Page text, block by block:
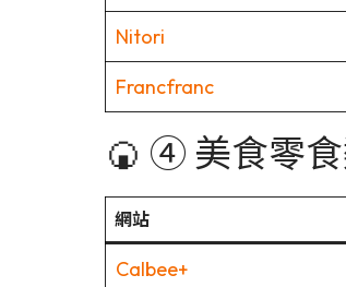
Nitori
Francfranc
🍘 ④ 美食零
網站
Calbee+